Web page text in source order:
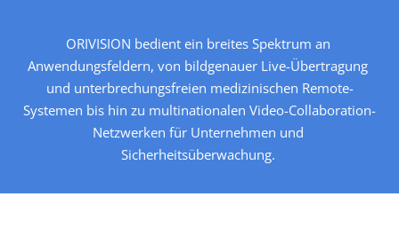
ORIVISION bedient ein breites Spektrum an
Anwendungsfeldern, von bildgenauer Live-Übertragung
und unterbrechungsfreien medizinischen Remote-
Systemen bis hin zu multinationalen Video-Collaboration-
Netzwerken für Unternehmen und
Sicherheitsüberwachung.